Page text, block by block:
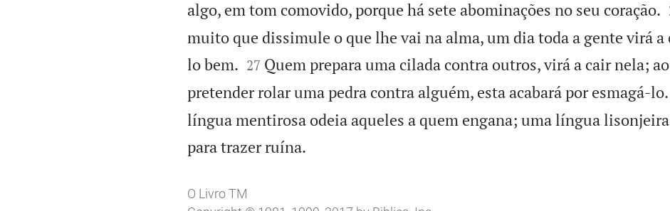
algo, em tom comovido, porque há sete abominações no seu coração.
muito que dissimule o que lhe vai na alma, um dia toda a gente virá a
lo bem.
27 Quem prepara uma cilada contra outros, virá a cair nela; ao
pretender rolar uma pedra contra alguém, esta acabará por esmagá-lo.
língua mentirosa odeia aqueles a quem engana; uma língua lisonjeira
para trazer ruína.
O Livro TM